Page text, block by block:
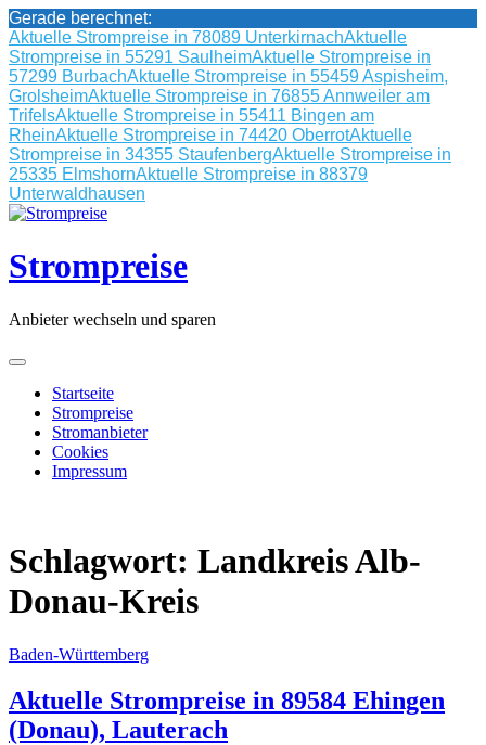
Gerade berechnet:
Aktuelle Strompreise in 78089 UnterkirnachAktuelle
Strompreise in 55291 SaulheimAktuelle Strompreise in
57299 BurbachAktuelle Strompreise in 55459 Aspisheim,
GrolsheimAktuelle Strompreise in 76855 Annweiler am
TrifelsAktuelle Strompreise in 55411 Bingen am
RheinAktuelle Strompreise in 74420 OberrotAktuelle
Strompreise in 34355 StaufenbergAktuelle Strompreise in
25335 ElmshornAktuelle Strompreise in 88379
Unterwaldhausen
Skip
content
Strompreise
Anbieter wechseln und sparen
Startseite
Strompreise
Stromanbieter
Cookies
Impressum
Schlagwort: Landkreis Alb-
Donau-Kreis
Baden-Württemberg
Aktuelle Strompreise in 89584 Ehingen
(Donau), Lauterach